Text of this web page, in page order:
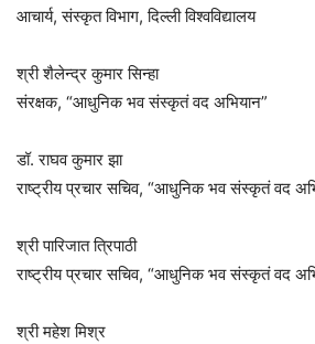
आचार्य, संस्कृत विभाग, दिल्ली विश्वविद्यालय
श्री शैलेन्द्र कुमार सिन्हा
संरक्षक, “आधुनिक भव संस्कृतं वद अभियान”
डॉ. राघव कुमार झा
राष्ट्रीय प्रचार सचिव, “आधुनिक भव संस्कृतं वद
श्री पारिजात त्रिपाठी
राष्ट्रीय प्रचार सचिव, “आधुनिक भव संस्कृतं वद
श्री महेश मिश्र